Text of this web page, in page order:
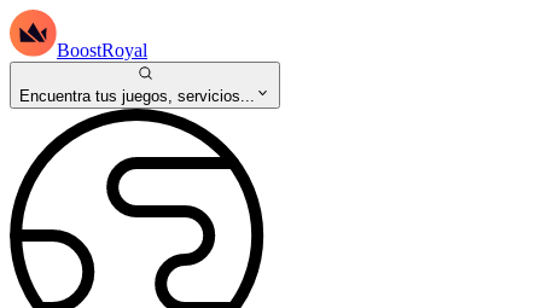
BoostRoyal
Encuentra tus juegos, servicios...